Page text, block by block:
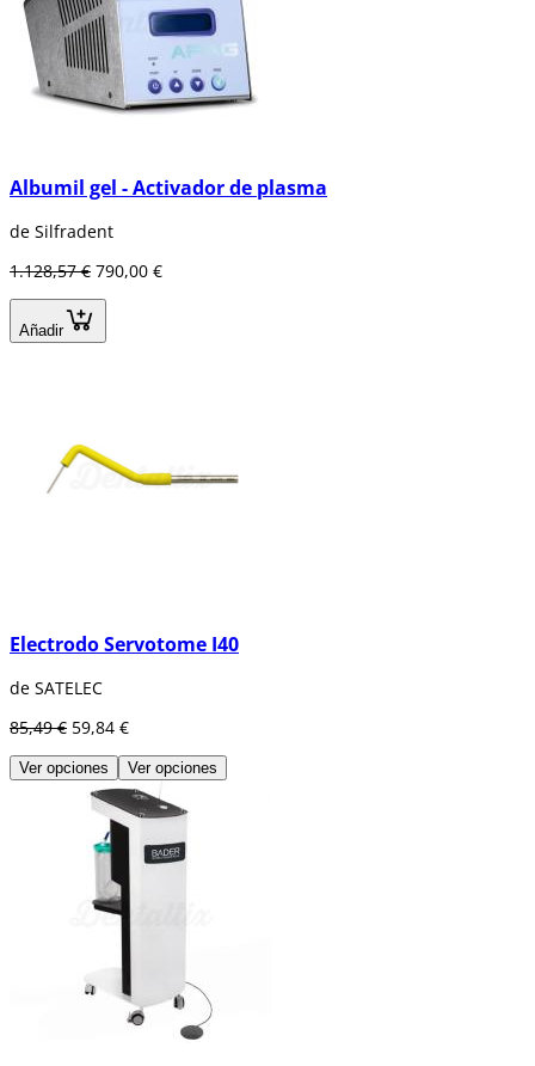
Albumil gel - Activador de plasma
de Silfradent
1.128,57 € 790,00 €
Añadir
Electrodo Servotome I40
de SATELEC
85,49 € 59,84 €
Ver opciones Ver opciones